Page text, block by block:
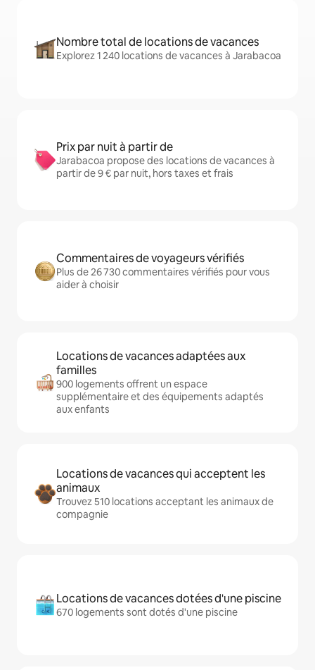
Nombre total de locations de vacances
Explorez 1 240 locations de vacances à Jarabacoa
Prix par nuit à partir de
Jarabacoa propose des locations de vacances à
partir de 9 € par nuit, hors taxes et frais
Commentaires de voyageurs vérifiés
Plus de 26 730 commentaires vérifiés pour vous
aider à choisir
Locations de vacances adaptées aux
familles
900 logements offrent un espace
supplémentaire et des équipements adaptés
aux enfants
Locations de vacances qui acceptent les
animaux
Trouvez 510 locations acceptant les animaux de
compagnie
Locations de vacances dotées d'une piscine
670 logements sont dotés d'une piscine